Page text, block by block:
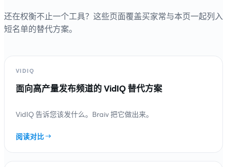
还在权衡不止一个工具？这些页面覆盖买家常与本页一起列入
短名单的替代方案。
VIDIQ
面向高产量发布频道的 VidIQ 替代方案
VidIQ 告诉您该发什么。Braiv 把它做出来。
阅读对比